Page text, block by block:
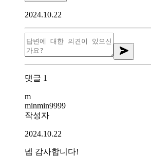
2024.10.22
댓글 1
m
minmin9999
작성자
2024.10.22
넵 감사합니다!